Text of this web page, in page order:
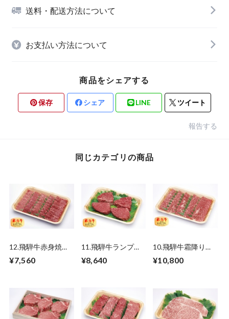
送料・配送方法について
お支払い方法について
商品をシェアする
保存 シェア LINE ツイート
報告する
同じカテゴリの商品
12.飛騨牛赤身焼肉
（モモ）500ｇ
¥7,560
11.飛騨牛ランプ・
イチボステーキ
（3~4枚） 750ｇ
¥8,640
10.飛騨牛霜降り焼
肉（ロース）500ｇ
¥10,800